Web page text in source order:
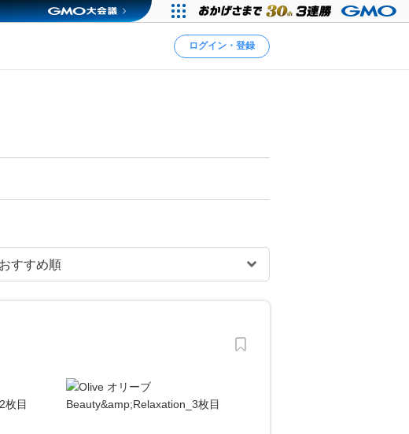
ログイン・登録